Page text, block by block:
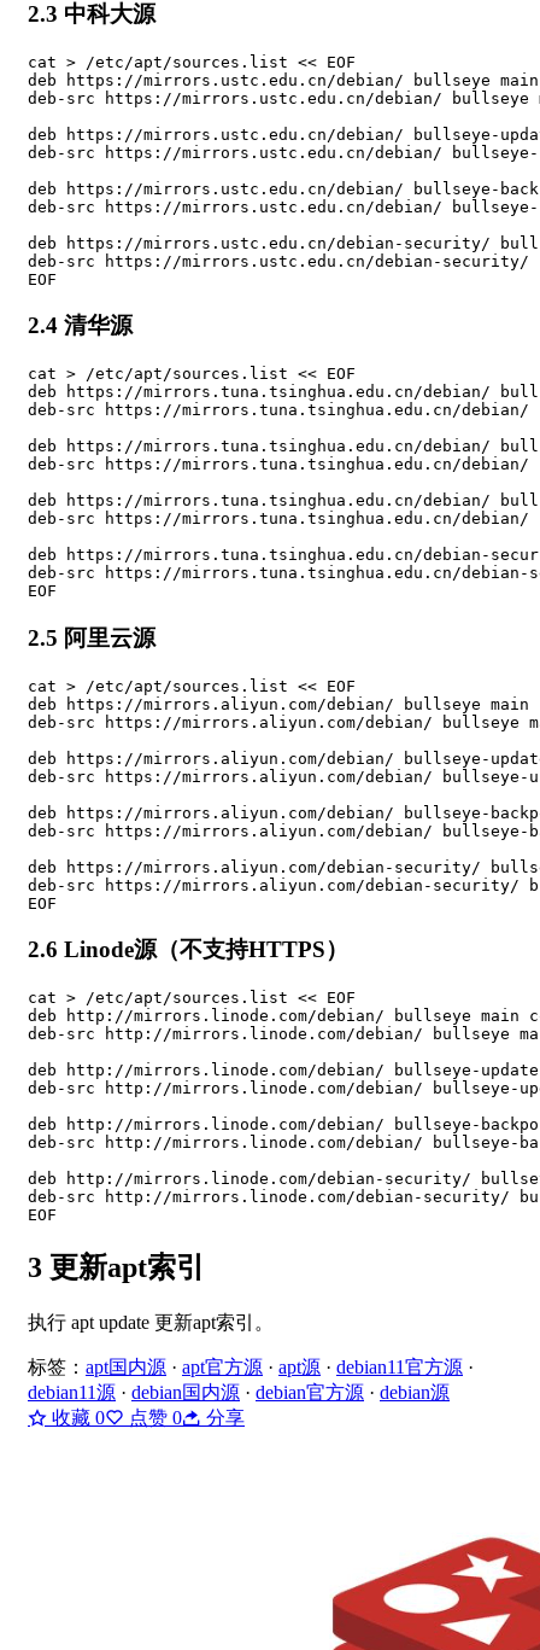
2.3 中科大源
cat > /etc/apt/sources.list << EOF
deb https://mirrors.ustc.edu.cn/debian/ bullseye
deb-src https://mirrors.ustc.edu.cn/debian/ bullseye
deb https://mirrors.ustc.edu.cn/debian/ bullseye-
deb-src https://mirrors.ustc.edu.cn/debian/ bullseye-
deb https://mirrors.ustc.edu.cn/debian/ bullseye-
deb-src https://mirrors.ustc.edu.cn/debian/
deb https://mirrors.ustc.edu.cn/debian-security/
deb-src https://mirrors.ustc.edu.cn/debian-security/
EOF
2.4 清华源
cat > /etc/apt/sources.list << EOF
deb https://mirrors.tuna.tsinghua.edu.cn/debian/
deb-src https://mirrors.tuna.tsinghua.edu.cn/debian/
deb https://mirrors.tuna.tsinghua.edu.cn/debian/
deb-src https://mirrors.tuna.tsinghua.edu.cn/debian/
deb https://mirrors.tuna.tsinghua.edu.cn/debian/
deb-src https://mirrors.tuna.tsinghua.edu.cn/debian/
deb https://mirrors.tuna.tsinghua.edu.cn/debian-
deb-src https://mirrors.tuna.tsinghua.edu.cn/
EOF
2.5 阿里云源
cat > /etc/apt/sources.list << EOF
deb https://mirrors.aliyun.com/debian/ bullseye main
deb-src https://mirrors.aliyun.com/debian/ bullseye
deb https://mirrors.aliyun.com/debian/ bullseye-
deb-src https://mirrors.aliyun.com/debian/ bullseye-
deb https://mirrors.aliyun.com/debian/ bullseye-
deb-src https://mirrors.aliyun.com/debian/ bullseye-
deb https://mirrors.aliyun.com/debian-security/
deb-src https://mirrors.aliyun.com/debian-security/
EOF
2.6 Linode源（不支持HTTPS）
cat > /etc/apt/sources.list << EOF
deb http://mirrors.linode.com/debian/ bullseye main
deb-src http://mirrors.linode.com/debian/ bullseye
deb http://mirrors.linode.com/debian/ bullseye-
deb-src http://mirrors.linode.com/debian/ bullseye-
deb http://mirrors.linode.com/debian/ bullseye-
deb-src http://mirrors.linode.com/debian/ bullseye-
deb http://mirrors.linode.com/debian-security/
deb-src http://mirrors.linode.com/debian-security/
EOF
3 更新apt索引
执行 apt update 更新apt索引。
标签： apt国内源 · apt官方源 · apt源 · debian11官方源 ·
debian11源 · debian国内源 · debian官方源 · debian源
收藏 0 点赞 0 分享